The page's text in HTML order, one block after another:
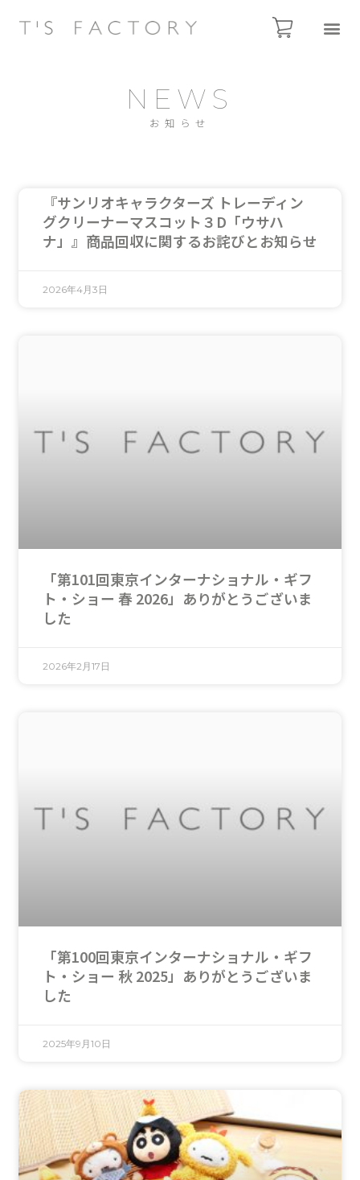
NEWS
お知らせ
『サンリオキャラクターズ トレーディン
グクリーナーマスコット３D「ウサハ
ナ」』商品回収に関するお詫びとお知らせ
2026年4月3日
「第101回東京インターナショナル・ギフ
ト・ショー 春 2026」ありがとうございま
した
2026年2月17日
「第100回東京インターナショナル・ギフ
ト・ショー 秋 2025」ありがとうございま
した
2025年9月10日